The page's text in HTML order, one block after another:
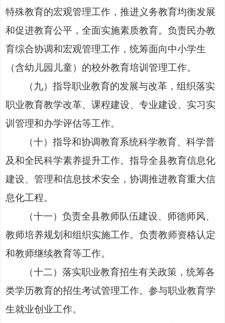
特殊教育的宏观管理工作，推进义务教育均衡发展
和促进教育公平，全面实施素质教育。负责民办教
育综合协调和宏观管理工作，统筹面向中小学生
（含幼儿园儿童）的校外教育培训管理工作。
（九）指导职业教育的发展与改革，组织落实
职业教育教学改革、课程建设、专业建设、实习实
训管理和办学评估等工作。
（十）指导和协调教育系统科学教育、科学普
及和全民科学素养提升工作。指导全县教育信息化
建设、管理和信息技术安全，协调推进教育重大信
息化工程。
（十一）负责全县教师队伍建设、师德师风、
教师培养规划和组织实施工作。负责教师资格认定
和教师继续教育等工作。
（十二）落实职业教育招生有关政策，统筹各
类学历教育的招生考试管理工作。参与职业教育学
生就业创业工作。